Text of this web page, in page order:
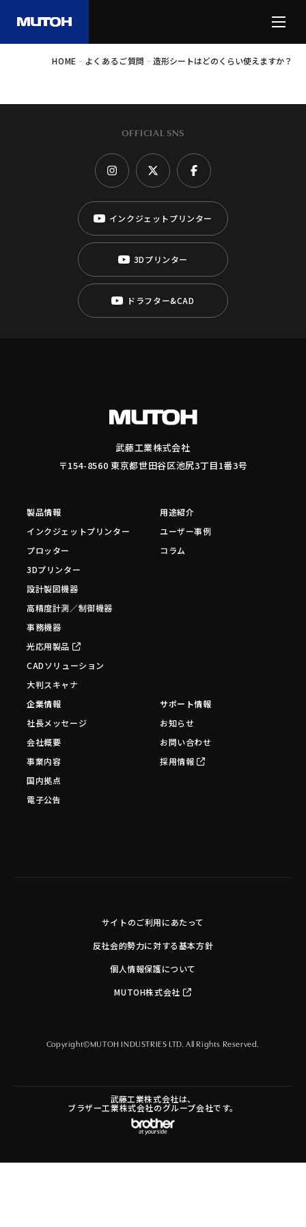
HOME - よくあるご質問 - 造形シートはどのくらい使えますか？
OFFICIAL SNS
インクジェットプリンター
3Dプリンター
ドラフター&CAD
武藤工業株式会社
〒154-8560 東京都世田谷区池尻3丁目1番3号
製品情報
インクジェットプリンター
プロッター
3Dプリンター
設計製図機器
高精度計測／制御機器
事務機器
光応用製品
CADソリューション
大判スキャナ
用途紹介
ユーザー事例
コラム
企業情報
社長メッセージ
会社概要
事業内容
国内拠点
電子公告
サポート情報
お知らせ
お問い合わせ
採用情報
サイトのご利用にあたって
反社会的勢力に対する基本方針
個人情報保護について
MUTOH株式会社
Copyright©MUTOH INDUSTRIES LTD. All Rights Reserved.
武藤工業株式会社は、
ブラザー工業株式会社のグループ会社です。